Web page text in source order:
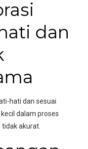
dan
hati dan sesuai
dalam proses
akurat.